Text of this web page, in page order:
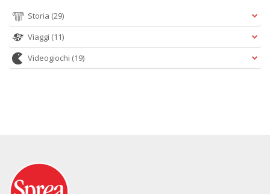
Storia (29)
Viaggi (11)
Videogiochi (19)